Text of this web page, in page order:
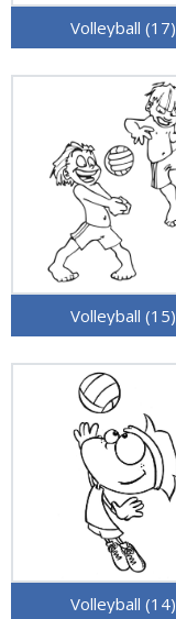
Volleyball (17)
Volleyball (15)
Volleyball (14)